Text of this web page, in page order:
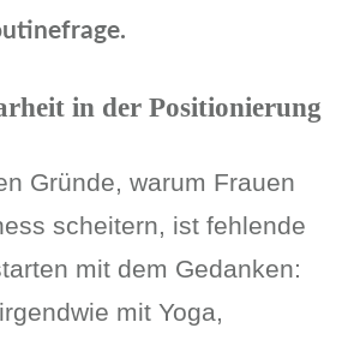
in der Positionierung
Gründe, warum Frauen
scheitern, ist fehlende
mit dem Gedanken:
mit Yoga,